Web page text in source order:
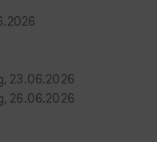
23.06.2026
26.06.2026